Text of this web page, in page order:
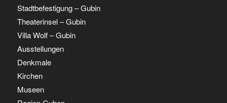
Stadtbefestigung – Gubin
Theaterinsel – Gubin
Villa Wolf – Gubin
Ausstellungen
Denkmale
Kirchen
Museen